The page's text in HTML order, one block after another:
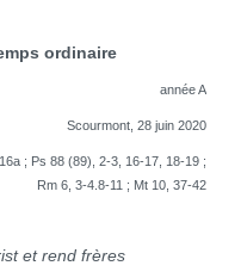
ordinaire
année A
Scourmont, 28 juin 2020
; Ps 88 (89), 2-3, 16-17, 18-19 ;
Rm 6, 3-4.8-11 ; Mt 10, 37-42
et rend frères